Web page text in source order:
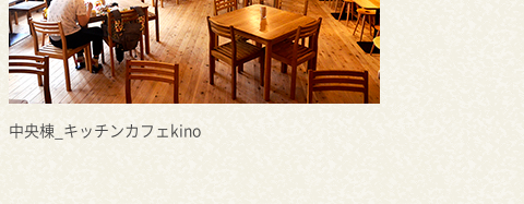
中央棟_キッチンカフェkino